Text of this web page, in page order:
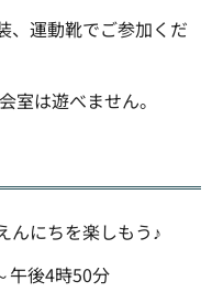
、運動靴でご参加くだ
室は遊べません。
んにちを楽しもう♪
午後4時50分